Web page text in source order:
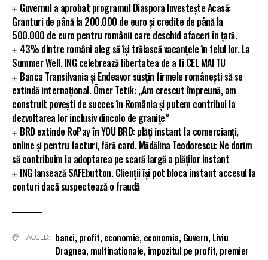
Guvernul a aprobat programul Diaspora Investește Acasă:
Granturi de până la 200.000 de euro și credite de până la
500.000 de euro pentru românii care deschid afaceri în țară.
43% dintre români aleg să își trăiască vacanțele în felul lor. La
Summer Well, ING celebrează libertatea de a fi CEL MAI TU
Banca Transilvania și Endeavor susțin firmele românești să se
extindă internațional. Ömer Tetik: „Am crescut împreună, am
construit povești de succes în România și putem contribui la
dezvoltarea lor inclusiv dincolo de granițe”
BRD extinde RoPay în YOU BRD: plăți instant la comercianți,
online și pentru facturi, fără card. Mădălina Teodorescu: Ne dorim
să contribuim la adoptarea pe scară largă a plăților instant
ING lansează SAFEbutton. Clienții își pot bloca instant accesul la
conturi dacă suspectează o fraudă
TAGGED: banci, profit, economie, economia, Guvern, Liviu
Dragnea, multinationale, impozitul pe profit, premier